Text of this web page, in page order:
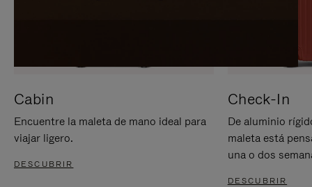
Cabin
Encuentre la maleta de mano ideal para
viajar ligero.
DESCUBRIR
Check-In
De aluminio
maleta está
una o dos
DESCUBRIR